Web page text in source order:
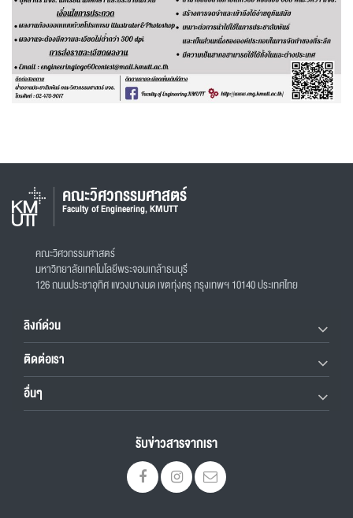
คณะวิศวกรรมศาสตร์
Faculty of Engineering, KMUTT
คณะวิศวกรรมศาสตร์
มหาวิทยาลัยเทคโนโลยีพระจอมเกล้าธนบุรี
126 ถนนประชาอุทิศ แขวงบางมด เขตทุ่งครุ กรุงเทพฯ 10140 ประเทศไทย
ลิงก์ด่วน
ติดต่อเรา
อื่นๆ
รับข่าวสารจากเรา